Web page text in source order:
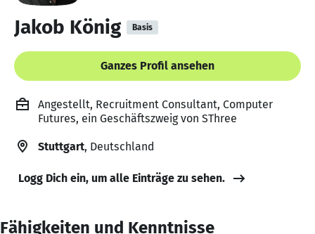
Jakob König Basis
Ganzes Profil ansehen
Angestellt, Recruitment Consultant, Computer
Futures, ein Geschäftszweig von SThree
Stuttgart, Deutschland
Logg Dich ein, um alle Einträge zu sehen.
Fähigkeiten und Kenntnisse